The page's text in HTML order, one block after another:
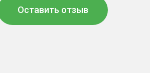
Оставить отзыв